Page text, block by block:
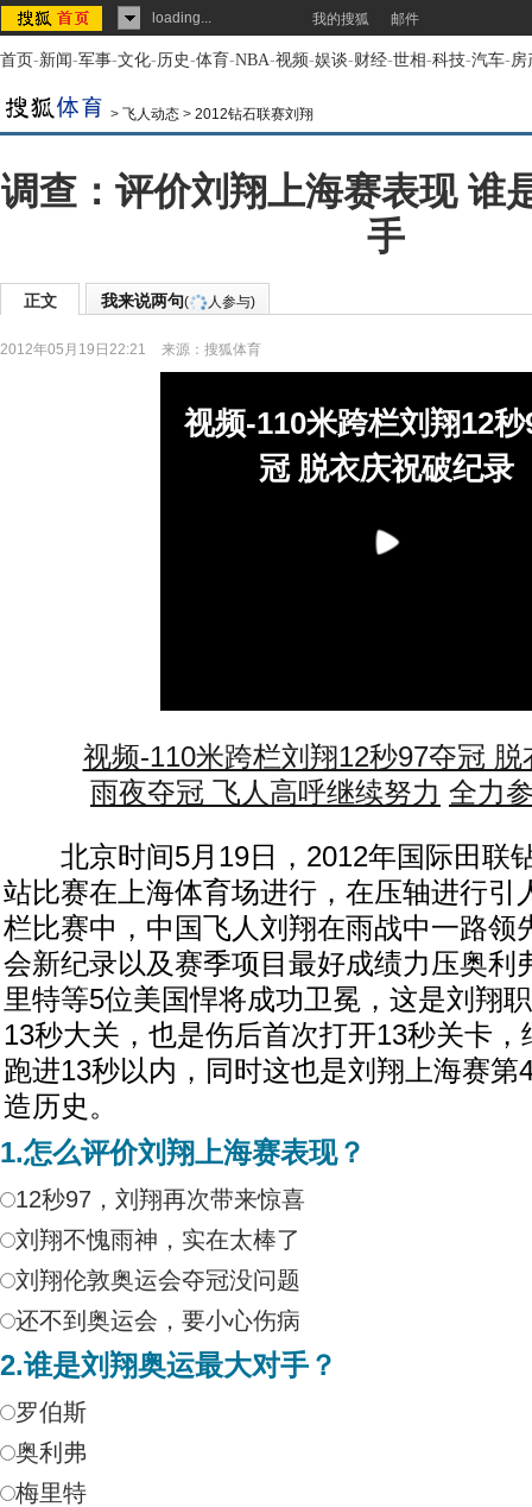
loading... 我的搜狐 邮件
首页-新闻-军事-文化-历史-体育-NBA-视频-娱谈-财经-世相-科技-汽车-房
> 飞人动态 > 2012钻石联赛刘翔
调查：评价刘翔上海赛表现 谁
手
正文 我来说两句( 人参与)
2012年05月19日22:21 来源： 搜狐体育
视频-110米跨栏刘翔12秒
冠 脱衣庆祝破纪录
视频-110米跨栏刘翔12秒97夺冠 脱
雨夜夺冠 飞人高呼继续努力 全力
北京时间5月19日，2012年国际田联
站比赛在上海体育场进行，在压轴进行引
栏比赛中，中国飞人刘翔在雨战中一路领
会新纪录以及赛季项目最好成绩力压奥利
里特等5位美国悍将成功卫冕，这是刘翔
13秒大关，也是伤后首次打开13秒关卡
跑进13秒以内，同时这也是刘翔上海赛第
造历史。
1.怎么评价刘翔上海赛表现？
12秒97，刘翔再次带来惊喜
刘翔不愧雨神，实在太棒了
刘翔伦敦奥运会夺冠没问题
还不到奥运会，要小心伤病
2.谁是刘翔奥运最大对手？
罗伯斯
奥利弗
梅里特